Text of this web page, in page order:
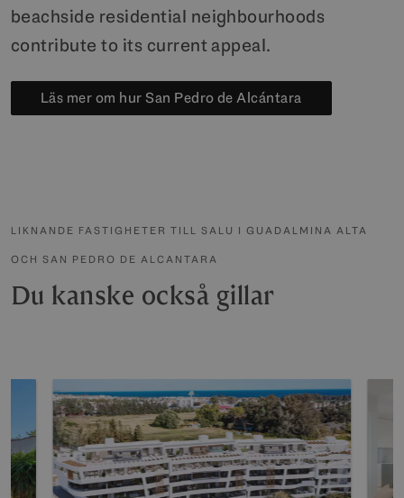
beachside residential neighbourhoods
contribute to its current appeal.
Läs mer om hur San Pedro de Alcántara
LIKNANDE FASTIGHETER TILL SALU I GUADALMINA ALTA
OCH SAN PEDRO DE ALCANTARA
Du kanske också gillar